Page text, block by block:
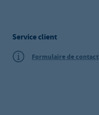
Service client
Formulaire de contact